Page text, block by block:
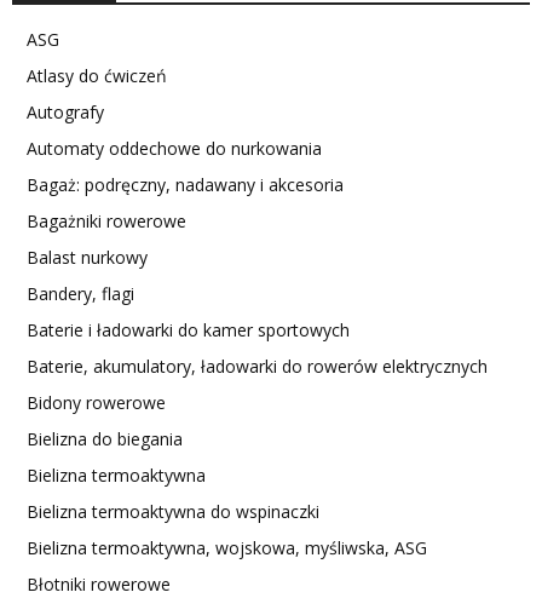
ASG
Atlasy do ćwiczeń
Autografy
Automaty oddechowe do nurkowania
Bagaż: podręczny, nadawany i akcesoria
Bagażniki rowerowe
Balast nurkowy
Bandery, flagi
Baterie i ładowarki do kamer sportowych
Baterie, akumulatory, ładowarki do rowerów elektrycznych
Bidony rowerowe
Bielizna do biegania
Bielizna termoaktywna
Bielizna termoaktywna do wspinaczki
Bielizna termoaktywna, wojskowa, myśliwska, ASG
Błotniki rowerowe